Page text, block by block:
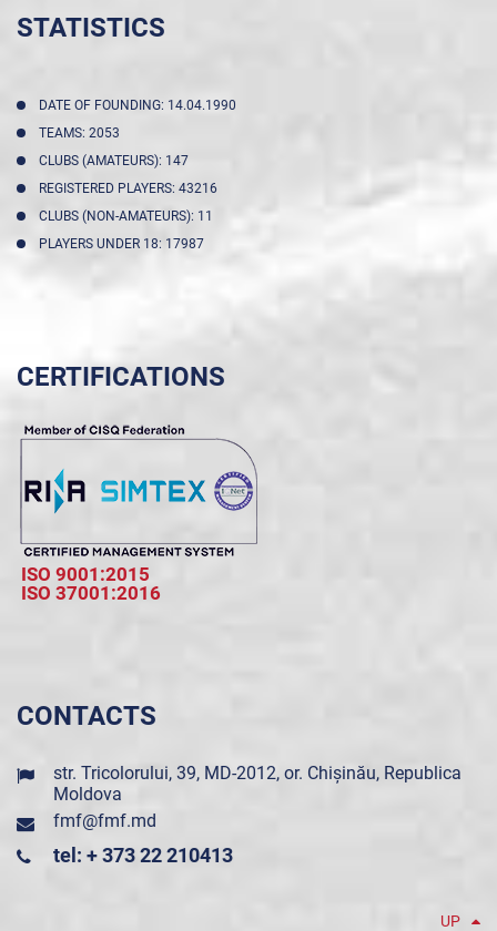
STATISTICS
DATE OF FOUNDING: 14.04.1990
TEAMS: 2053
CLUBS (AMATEURS): 147
REGISTERED PLAYERS: 43216
CLUBS (NON-AMATEURS): 11
PLAYERS UNDER 18: 17987
CERTIFICATIONS
ISO 9001:2015
ISO 37001:2016
CONTACTS
str. Tricolorului, 39, MD-2012, or. Chișinău, Republica
Moldova
fmf@fmf.md
tel: + 373 22 210413
UP